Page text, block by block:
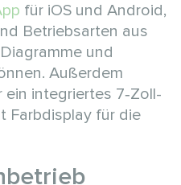
für iOS und Android,
Betriebsarten aus
und
Außerdem
integriertes 7‑Zoll-
Farbdisplay für die